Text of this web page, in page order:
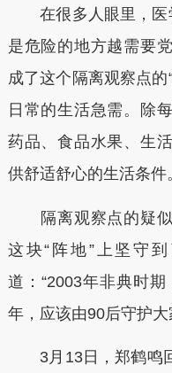
在很多人眼里，医
是危险的地方越需要
成了这个隔离观察点的
日常的生活急需。除
药品、食品水果、生
供舒适舒心的生活条件
隔离观察点的疑似
这块“阵地”上坚守
道：“2003年非典时
年，应该由90后守护大
3月13日，郑鹤鸣回